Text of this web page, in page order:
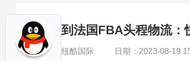
中国到法国FBA头程物流：
作者：纽酷国际 日期：2023-08-19